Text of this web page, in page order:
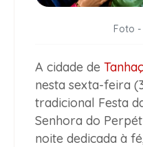
Foto
A cidade de
nesta sexta-feira
tradicional Festa
Senhora do
noite dedicada à